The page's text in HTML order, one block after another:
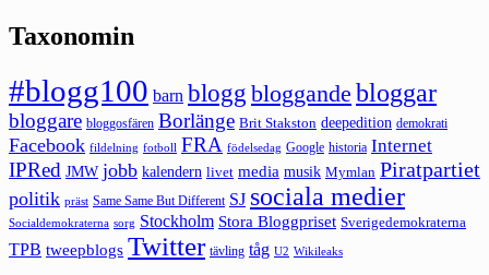
Taxonomin
#blogg100 barn blogg bloggande bloggar
bloggare bloggosfären Borlänge Brit Stakston deepedition demokrati
Facebook fildelning fotboll FRA födelsedag Google historia Internet
IPRed JMW jobb kalendern livet media musik Mymlan Piratpartiet
politik präst Same Same But Different SJ sociala medier
Socialdemokraterna sorg Stockholm Stora Bloggpriset Sverigedemokraterna
TPB tweepblogs Twitter tävling tåg U2 Wikileaks